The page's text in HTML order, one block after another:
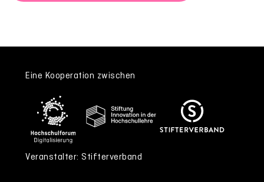
Eine Kooperation zwischen
Veranstalter: Stifterverband